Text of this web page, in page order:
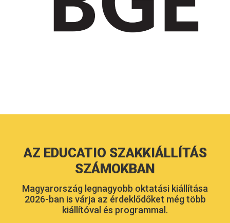
AZ EDUCATIO SZAKKIÁLLÍTÁS
SZÁMOKBAN
Magyarország legnagyobb oktatási kiállítása
2026-ban is várja az érdeklődőket még több
kiállítóval és programmal.